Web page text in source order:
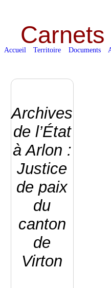
Accueil Territoire Documents
Archives
de l’État
à Arlon :
Justice
de paix
du
canton
de
Virton